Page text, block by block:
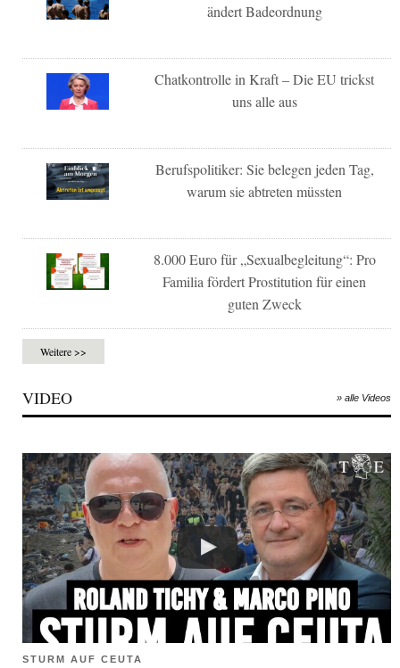
ändert Badeordnung
Chatkontrolle in Kraft – Die EU trickst
uns alle aus
Berufspolitiker: Sie belegen jeden Tag,
warum sie abtreten müssten
8.000 Euro für „Sexualbegleitung“: Pro
Familia fördert Prostitution für einen
guten Zweck
Weitere >>
VIDEO » alle Videos
STURM AUF CEUTA